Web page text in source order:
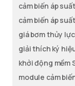
cảm biến áp
cảm biến áp
giá bơm thủy lực
giải thích ký
khởi động mềm
module cảm